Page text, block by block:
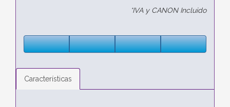
*IVA y CANON Incluido
Características